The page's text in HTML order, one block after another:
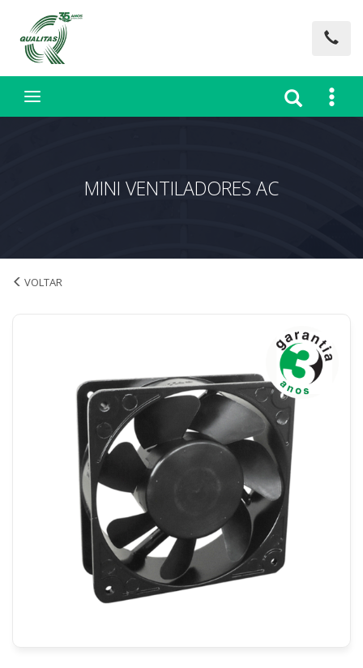
MINI VENTILADORES AC
MINI VENTILADORES AC